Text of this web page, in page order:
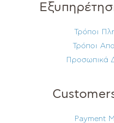
Τρόποι
Τρόποι
Προσωπικά
Payment